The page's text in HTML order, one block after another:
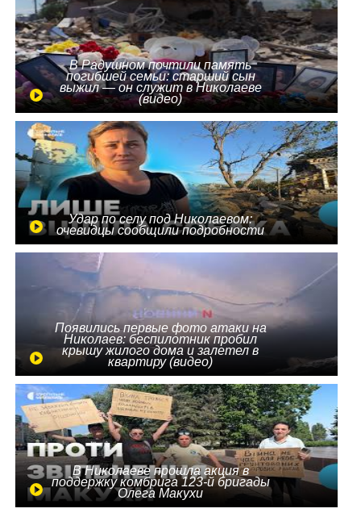
В Радушном почтили память
погибшей семьи: старший сын
выжил — он служит в Николаеве
(видео)
Удар по селу под Николаевом:
очевидцы сообщили подробности
Появились первые фото атаки на
Николаев: беспилотник пробил
крышу жилого дома и залетел в
квартиру (видео)
В Николаеве прошла акция в
поддержку комбрига 123-й бригады
Олега Макухи